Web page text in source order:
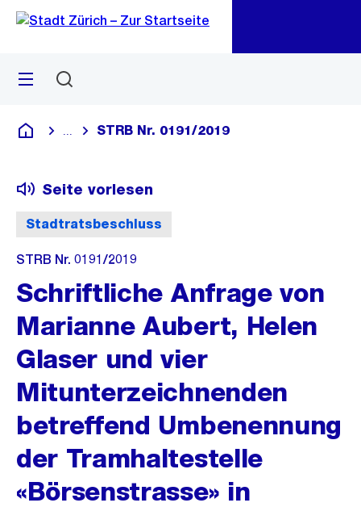
Navigation
Sprunglink
Menü
Deutsch
Blende alle Breadcrumbs ein
STRB Nr. 0191/2019
Stadtratsbeschluss
Seite vorlesen
STRB Nr. 0191/2019
Schriftliche Anfrage von
Marianne Aubert, Helen
Glaser und vier
Mitunterzeichnenden
betreffend Umbenennung
der Tramhaltestelle
«Börsenstrasse» in